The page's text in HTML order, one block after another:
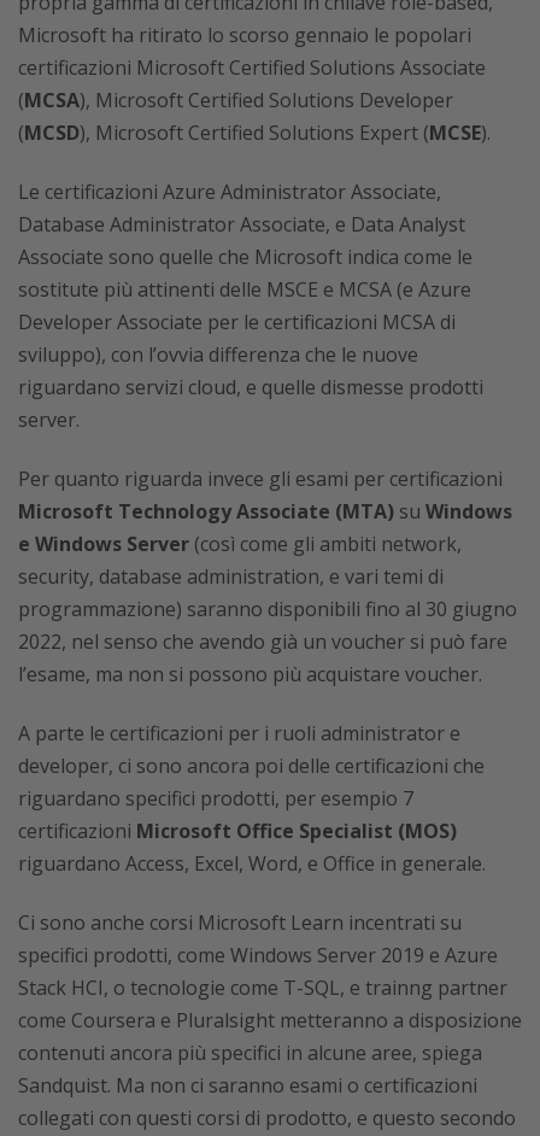
Microsoft ha ritirato lo scorso gennaio le popolari
certificazioni Microsoft Certified Solutions Associate
(MCSA), Microsoft Certified Solutions Developer
(MCSD), Microsoft Certified Solutions Expert (MCSE).
Le certificazioni Azure Administrator Associate,
Database Administrator Associate, e Data Analyst
Associate sono quelle che Microsoft indica come le
sostitute più attinenti delle MSCE e MCSA (e Azure
Developer Associate per le certificazioni MCSA di
sviluppo), con l’ovvia differenza che le nuove
riguardano servizi cloud, e quelle dismesse prodotti
server.
Per quanto riguarda invece gli esami per certificazioni
Microsoft Technology Associate (MTA) su Windows
e Windows Server (così come gli ambiti network,
security, database administration, e vari temi di
programmazione) saranno disponibili fino al 30 giugno
2022, nel senso che avendo già un voucher si può fare
l’esame, ma non si possono più acquistare voucher.
A parte le certificazioni per i ruoli administrator e
developer, ci sono ancora poi delle certificazioni che
riguardano specifici prodotti, per esempio 7
certificazioni Microsoft Office Specialist (MOS)
riguardano Access, Excel, Word, e Office in generale.
Ci sono anche corsi Microsoft Learn incentrati su
specifici prodotti, come Windows Server 2019 e Azure
Stack HCI, o tecnologie come T-SQL, e trainng partner
come Coursera e Pluralsight metteranno a disposizione
contenuti ancora più specifici in alcune aree, spiega
Sandquist. Ma non ci saranno esami o certificazioni
collegati con questi corsi di prodotto, e questo secondo